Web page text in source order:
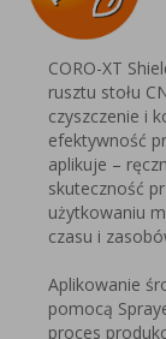
CORO-XT
rusztu stołu
czyszczenie i
efektywność
aplikuje –
skuteczność
użytkowaniu
czasu i
Aplikowanie
pomocą
proces